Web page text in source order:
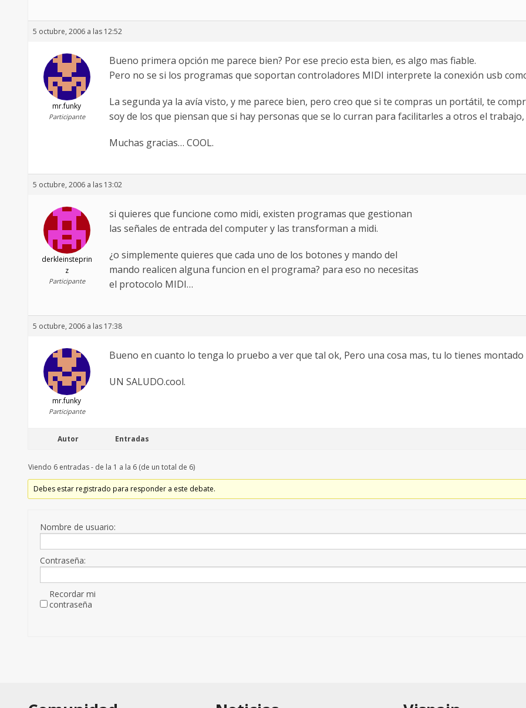
5 octubre, 2006 a las 12:52
mr.funky
Participante
Bueno primera opción me parece bien? Por ese precio esta bien, es algo mas fiable.
Pero no se si los programas que soportan controladores MIDI interprete la conexión usb
La segunda ya la avía visto, y me parece bien, pero creo que si te compras un portátil, te
soy de los que piensan que si hay personas que se lo curran para facilitarles a otros el
Muchas gracias… COOL.
5 octubre, 2006 a las 13:02
derkleinsteprin
z
Participante
si quieres que funcione como midi, existen programas que gestionan
las señales de entrada del computer y las transforman a midi.
¿o simplemente quieres que cada uno de los botones y mando del
mando realicen alguna funcion en el programa? para eso no necesitas
el protocolo MIDI…
5 octubre, 2006 a las 17:38
mr.funky
Participante
Bueno en cuanto lo tenga lo pruebo a ver que tal ok, Pero una cosa mas, tu lo tienes montado
UN SALUDO.cool.
Autor Entradas
Viendo 6 entradas - de la 1 a la 6 (de un total de 6)
Debes estar registrado para responder a este debate.
Nombre de usuario:
Contraseña:
Recordar mi
contraseña